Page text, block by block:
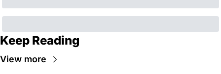
Keep Reading
View more